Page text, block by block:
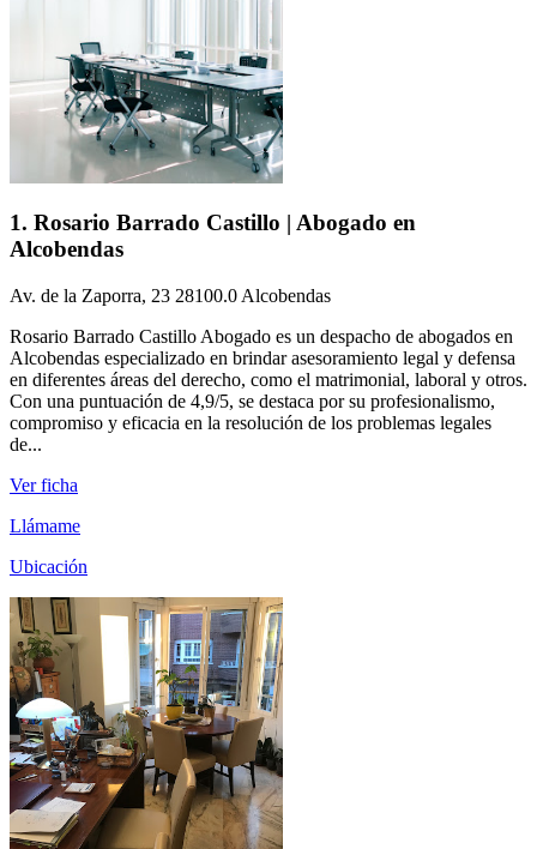
1. Rosario Barrado Castillo | Abogado en
Alcobendas
Av. de la Zaporra, 23 28100.0 Alcobendas
Rosario Barrado Castillo Abogado es un despacho de abogados en
Alcobendas especializado en brindar asesoramiento legal y defensa
en diferentes áreas del derecho, como el matrimonial, laboral y otros.
Con una puntuación de 4,9/5, se destaca por su profesionalismo,
compromiso y eficacia en la resolución de los problemas legales
de...
Ver ficha
Llámame
Ubicación